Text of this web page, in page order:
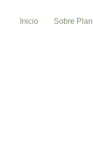
Inicio Sobre